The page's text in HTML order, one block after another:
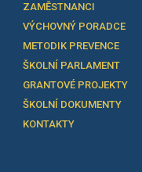
ZAMĚSTNANCI
VÝCHOVNÝ PORADCE
METODIK PREVENCE
ŠKOLNÍ PARLAMENT
GRANTOVÉ PROJEKTY
ŠKOLNÍ DOKUMENTY
KONTAKTY